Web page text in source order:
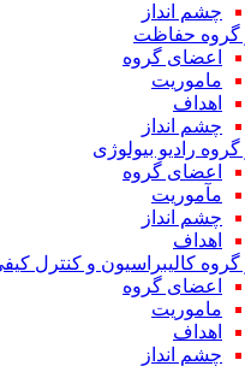
چشم انداز
گروه حفاظت
اعضای گروه
ماموریت
اهداف
چشم انداز
رادیو بیولوژی
اعضای گروه
مآموریت
چشم انداز
اهداف
گروه کالیبراسیون و کنترل کیفی
اعضای گروه
ماموریت
اهداف
چشم انداز